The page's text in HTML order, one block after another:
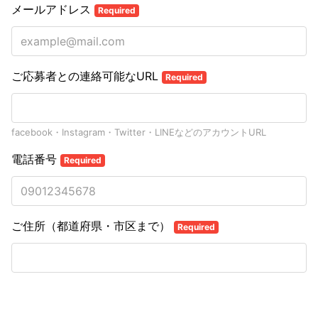
メールアドレス Required
ご応募者との連絡可能なURL Required
facebook・Instagram・Twitter・LINEなどのアカウントURL
電話番号 Required
ご住所（都道府県・市区まで） Required